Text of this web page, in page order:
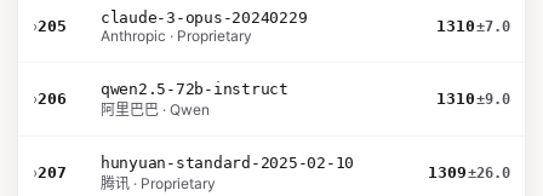
›205
claude-3-opus-20240229
Anthropic · Proprietary
1310±7.0
›206
qwen2.5-72b-instruct
阿里巴巴 · Qwen
1310±9.0
›207
hunyuan-standard-2025-02-10
腾讯 · Proprietary
1309±26.0